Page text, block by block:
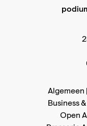
Algemeen |
Business &
Open